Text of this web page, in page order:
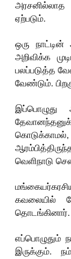
ஏற்படும்.
ஒரு
அறிவிக்க
பலப்படுத்த
வேண்டும்.
வெளிநாடு
கவலையில்
தொடங்கினார்.
எப்பொழுதும்
இருக்கும்.